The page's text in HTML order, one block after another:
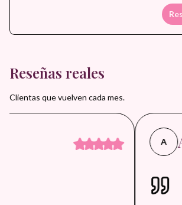
Ideal para piel opaca, poros obstruidos
el rostro antes de eventos especiales.
Reseñas reales
Clientas que vuelven cada mes.
A